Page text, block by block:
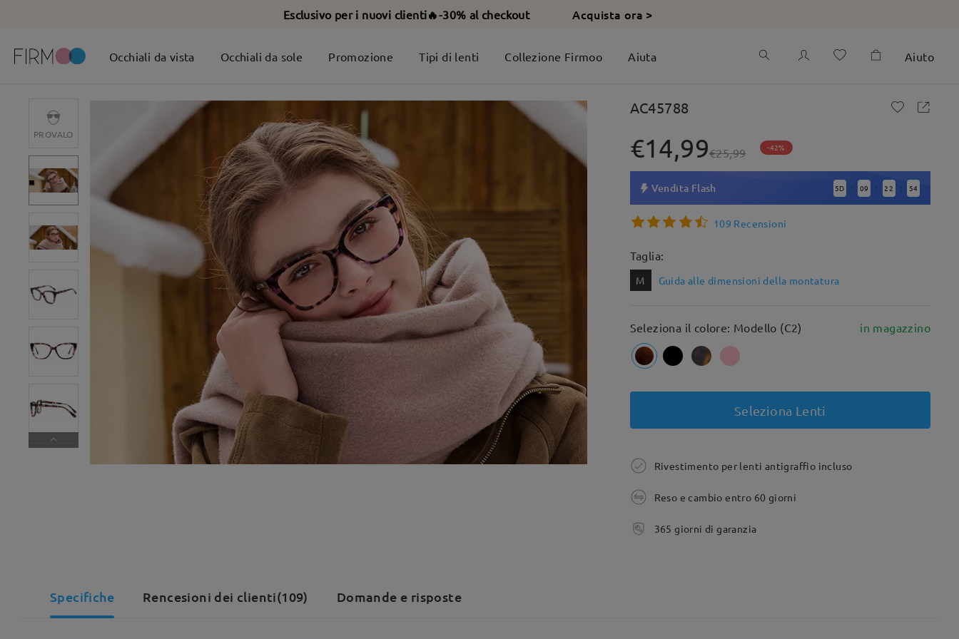
Esclusivo per i nuovi clienti🔥-30% al checkout Acquista ora >
Occhiali da vista Occhiali da sole Promozione Tipi di lenti Collezione Firmoo Aiuta Aiuto
PROVALO
AC45788
€14,99€25,99 -42%
Vendita Flash 5D : 09 : 22 : 53
109 Recensioni
Taglia:
M Guida alle dimensioni della montatura
Seleziona il colore: Modello (C2) in magazzino
Seleziona Lenti
Rivestimento per lenti antigraffio incluso
Reso e cambio entro 60 giorni
365 giorni di garanzia
Specifiche Rencesioni dei clienti(109) Domande e risposte